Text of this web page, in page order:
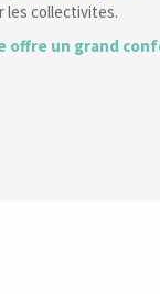
les collectivites.
offre un grand